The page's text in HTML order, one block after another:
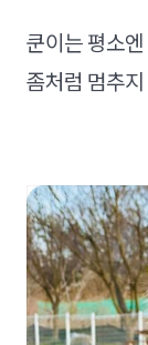
쿤이는 평소
좀처럼 멈추